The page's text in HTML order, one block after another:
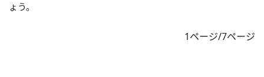
ょう。
1ページ/7ページ